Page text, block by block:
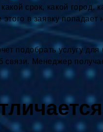
срок, какой город,
в заявку
подобрать услугу для
Менеджер